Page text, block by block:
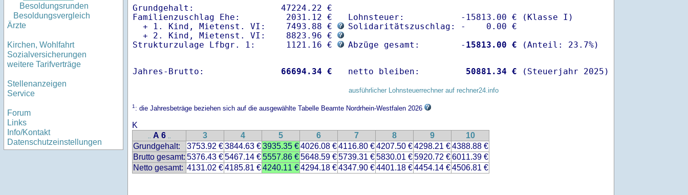
Besoldungsrunden
Besoldungsvergleich
Ärzte
Kirchen, Wohlfahrt
Sozialversicherungen
weitere Tarifverträge
Stellenanzeigen
Service
Forum
Links
Info/Kontakt
Datenschutzeinstellungen
Grundgehalt:                 47224.22 €
Familienzuschlag Ehe:         2031.12 €
  + 1. Kind, Mietenst. VI:    7493.88 €
  + 2. Kind, Mietenst. VI:    8823.96 €
Strukturzulage Lfbgr. 1:      1121.16 €
Lohnsteuer:           -15813.00 € (Klasse I)
Solidaritätszuschlag: -    0.00 €
Abzüge gesamt:        - 15813.00 €
Jahres-Brutto: 66694.34 € netto bleiben: 50881.34 € (Steuerjahr 2025)
ausführlicher Lohnsteuerrechner auf rechner24.info
1: die Jahresbeträge beziehen sich auf die ausgewählte Tabelle Beamte Nordrhein-Westfalen 2026
K
.. A 6 .. 3 4 5 6 7 8 9
10
Grundgehalt:
3753.92 €3844.63 €3935.35 €4026.08 €4116.80 €4207.50 €4298.21 €4388.88 €
Brutto gesamt: 5376.43 €5467.14 €5557.86 €5648.59 €5739.31 €5830.01 €5920.72 €6011.39 €
Netto gesamt: 4131.02 €4185.81 €4240.11 €4294.18 €4347.90 €4401.18 €4454.14 €4506.81 €